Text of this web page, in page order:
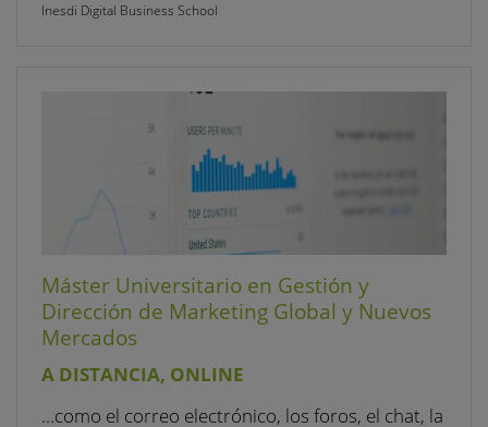
Inesdi Digital Business School
Máster Universitario en Gestión y
Dirección de Marketing Global y Nuevos
Mercados
A DISTANCIA, ONLINE
…como el correo electrónico, los foros, el chat, la